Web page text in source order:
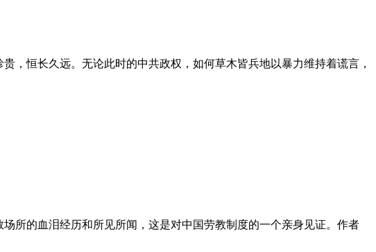
，恒长久远。无论此时的中共政权，如何草木皆兵地以暴力维持着谎言，
所的血泪经历和所见所闻，这是对中国劳教制度的一个亲身见证。作者